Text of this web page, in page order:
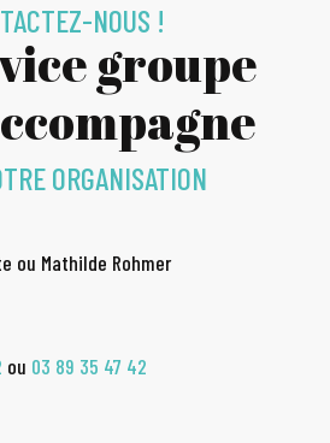
NOUS !
groupe
ORGANISATION
ou Mathilde Rohmer
ou 03 89 35 47 42